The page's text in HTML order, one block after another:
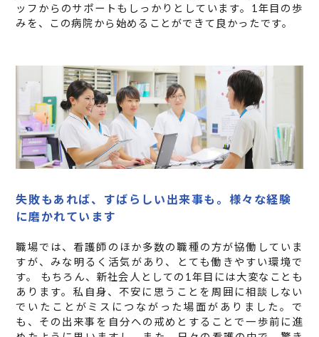
ッフからのサポートもしっかりとしています。1年目の歩
みを、この病院から始めることができて良かったです。
失敗もあれば、すばらしい出来事も。様々な経験
に磨かれています
職場では、看護師のほか多数の職種の方が協働していま
すが、みな明るく活気があり、とても働きやすい環境で
す。 もちろん、新社会人としての1年目には大変なことも
あります。私自身、不安に思うことを周囲に相談しない
でいたことがミスにつながった場面がありました。で
も、その出来事を自分への戒めとすることで一歩前に進